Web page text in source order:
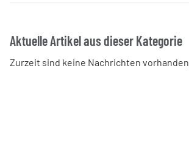
Aktuelle Artikel aus dieser Kategorie
Zurzeit sind keine Nachrichten vorhanden.